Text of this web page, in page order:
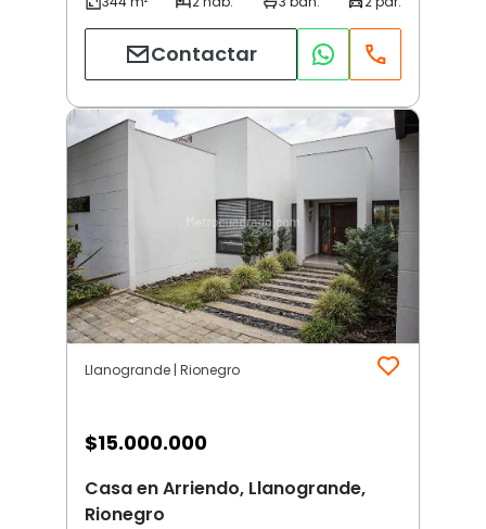
Contactar
Llanogrande | Rionegro
$15.000.000
Casa en Arriendo, Llanogrande,
Rionegro